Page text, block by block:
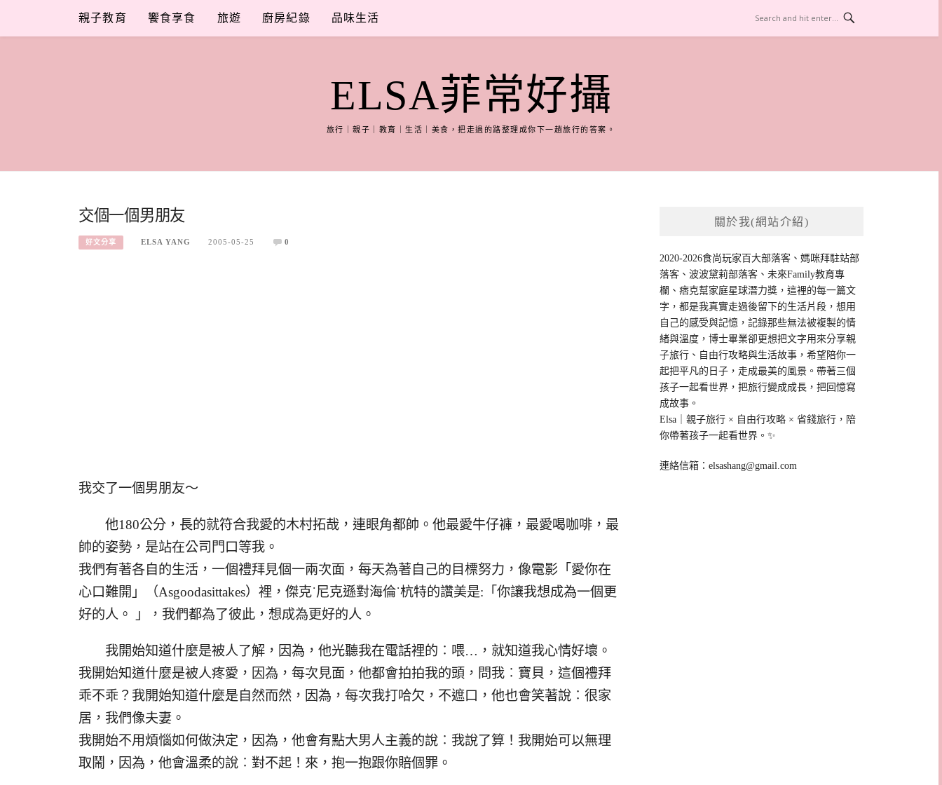
content
親子教育 饗食享食 旅遊 廚房紀錄 品味生活
ELSA菲常好攝
旅行｜親子｜教育｜生活｜美食，把走過的路整理成你下一趟旅行的答案。
交個一個男朋友
好文分享 ELSA YANG 2005-05-25 0
我交了一個男朋友～
他180公分，長的就符合我愛的木村拓哉，連眼角都帥。他最愛牛仔褲，最愛喝咖啡，最
帥的姿勢，是站在公司門口等我。
我們有著各自的生活，一個禮拜見個一兩次面，每天為著自己的目標努力，像電影「愛你在
心口難開」（Asgoodasittakes）裡，傑克˙尼克遜對海倫˙杭特的讚美是:「你讓我想成為一個更
好的人。 」，我們都為了彼此，想成為更好的人。
我開始知道什麼是被人了解，因為，他光聽我在電話裡的︰喂…，就知道我心情好壞。
我開始知道什麼是被人疼愛，因為，每次見面，他都會拍拍我的頭，問我︰寶貝，這個禮拜
乖不乖？我開始知道什麼是自然而然，因為，每次我打哈欠，不遮口，他也會笑著說︰很家
居，我們像夫妻。
我開始不用煩惱如何做決定，因為，他會有點大男人主義的說︰我說了算！我開始可以無理
取鬧，因為，他會溫柔的說︰對不起！來，抱一抱跟你賠個罪。
關於我(網站介紹)
2020-2026食尚玩家百大部落客、媽咪拜駐站部
落客、波波黛莉部落客、未來Family教育專
欄、痞克幫家庭星球潛力獎，這裡的每一篇文
字，都是我真實走過後留下的生活片段，想用
自己的感受與記憶，記錄那些無法被複製的情
緒與溫度，博士畢業卻更想把文字用來分享親
子旅行、自由行攻略與生活故事，希望陪你一
起把平凡的日子，走成最美的風景。帶著三個
孩子一起看世界，把旅行變成成長，把回憶寫
成故事。
Elsa｜親子旅行 × 自由行攻略 × 省錢旅行，陪
你帶著孩子一起看世界。✨
連絡信箱：elsashang@gmail.com